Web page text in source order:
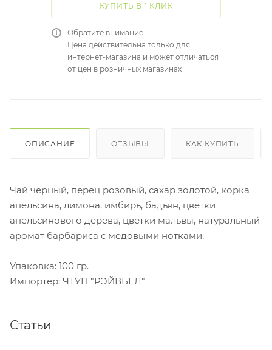
КУПИТЬ В 1 КЛИК
Обратите внимание:
Цена действительна только для
интернет-магазина и может отличаться
от цен в розничных магазинах
ОПИСАНИЕ ОТЗЫВЫ КАК КУПИТЬ
Чай черный, перец розовый, сахар золотой, корка
апельсина, лимона, имбирь, бадьян, цветки
апельсинового дерева, цветки мальвы, натуральный
аромат барбариса с медовыми нотками.
Упаковка: 100 гр.
Импортер: ЧТУП "РЭЙВБЕЛ"
Статьи